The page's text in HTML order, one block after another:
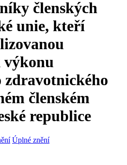
členských
unie, kteří
výkonu
zdravotnického
členském
republice
Úplné znění